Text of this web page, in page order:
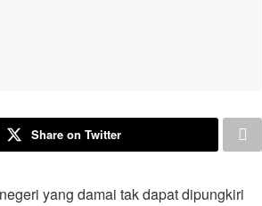
Share on Twitter
yang damai tak dapat dipungkiri